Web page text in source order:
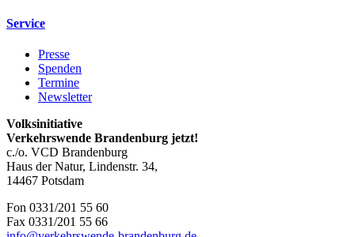
Service
Presse
Spenden
Termine
Newsletter
Volksinitiative
Verkehrswende Brandenburg jetzt!
c./o. VCD Brandenburg
Haus der Natur, Lindenstr. 34,
14467 Potsdam
Fon 0331/201 55 60
Fax 0331/201 55 66